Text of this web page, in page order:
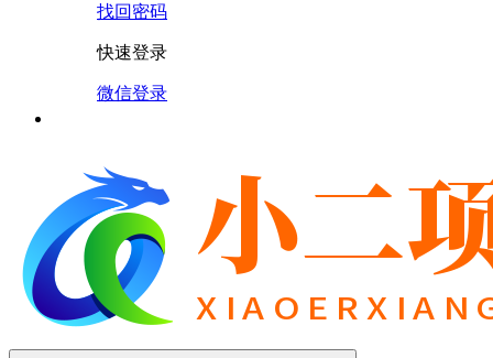
找回密码
快速登录
微信登录